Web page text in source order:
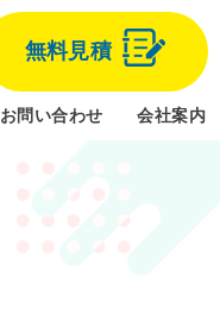
無料見積
お問い合わせ 会社案内